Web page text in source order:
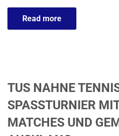
Read more
TUS NAHNE
SPASSTURNIER MIT
TCHES UND